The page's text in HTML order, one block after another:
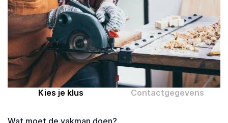
Help
Over MrFix
Log in als vakman
Kies je klus Contactgegevens